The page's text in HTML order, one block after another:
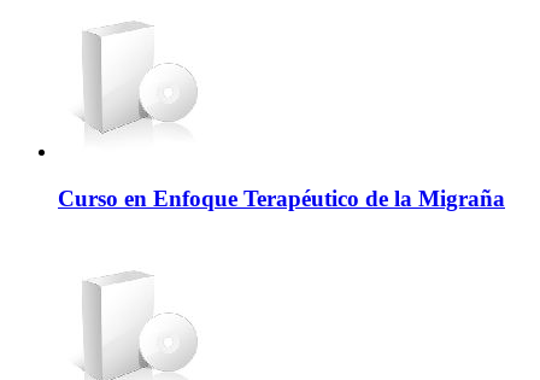
Curso en Enfoque Terapéutico de la Migraña